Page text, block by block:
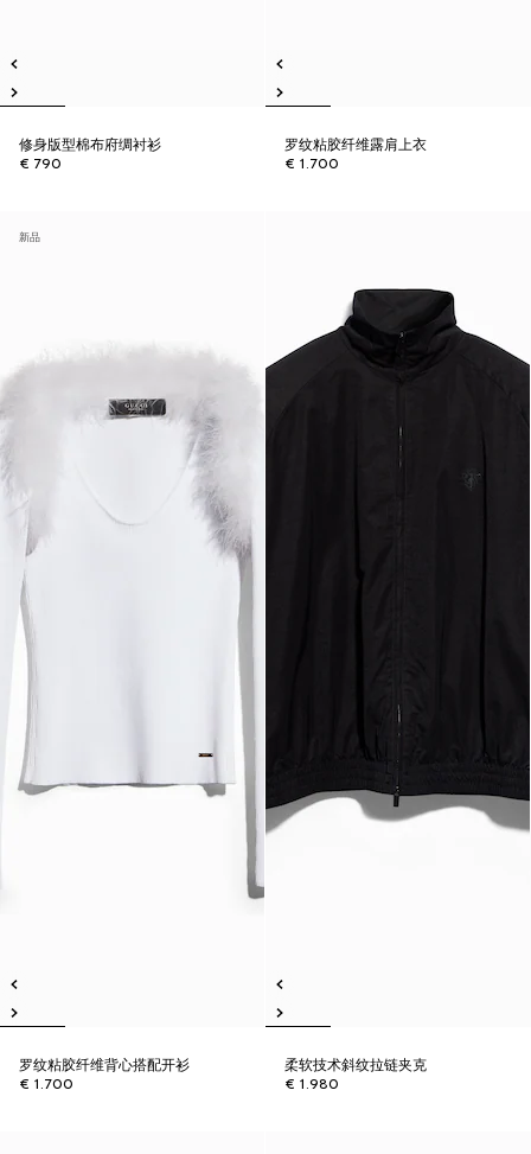
修身版型棉布府绸衬衫
€ 790
罗纹粘胶纤维露肩上衣
€ 1.700
新品
罗纹粘胶纤维背心搭配开衫
€ 1.700
柔软技术斜纹拉链夹克
€ 1.980